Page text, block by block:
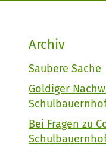
Archiv
Saubere Sache
Goldiger
Bei Fragen zu